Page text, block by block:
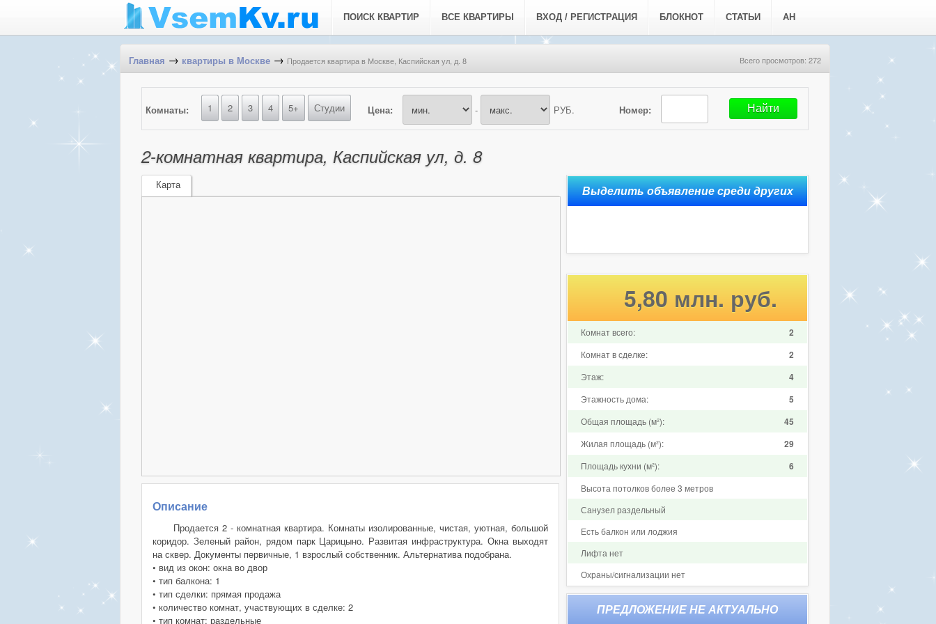
ПОИСК КВАРТИР ВСЕ КВАРТИРЫ ВХОД / РЕГИСТРАЦИЯ БЛОКНОТ СТАТЬИ АН
Главная → квартиры в Москве → Продается квартира в Москве, Каспийская ул, д. 8 Всего просмотров: 272
Номер:
Комнаты: 1 2 3 4 5+ Студии Цена: - РУБ.
2-комнатная квартира, Каспийская ул, д. 8
Карта
Описание
Продается 2 - комнатная квартира. Комнаты изолированные, чистая, уютная, большой
коридор. Зеленый район, рядом парк Царицыно. Развитая инфраструктура. Окна выходят
на сквер. Документы первичные, 1 взрослый собственник. Альтернатива подобрана.
• вид из окон: окна во двор
• тип балкона: 1
• тип сделки: прямая продажа
• количество комнат, участвующих в сделке: 2
• тип комнат: раздельные
5,80 млн. руб.
Комнат всего: 2
Комнат в сделке: 2
Этаж: 4
Этажность дома: 5
Общая площадь (м²): 45
Жилая площадь (м²): 29
Площадь кухни (м²): 6
Высота потолков более 3 метров
Санузел раздельный
Есть балкон или лоджия
Лифта нет
Охраны/сигнализации нет